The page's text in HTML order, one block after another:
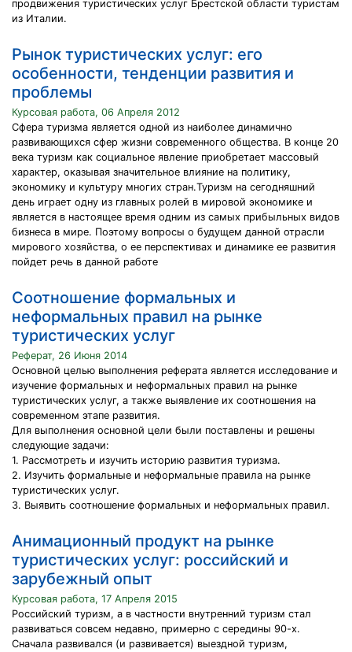
продвижения туристических услуг Брестской области туристам
из Италии.
Рынок туристических услуг: его
особенности, тенденции развития и
проблемы
Курсовая работа, 06 Апреля 2012
Сфера туризма является одной из наиболее динамично
развивающихся сфер жизни современного общества. В конце 20
века туризм как социальное явление приобретает массовый
характер, оказывая значительное влияние на политику,
экономику и культуру многих стран.Туризм на сегодняшний
день играет одну из главных ролей в мировой экономике и
является в настоящее время одним из самых прибыльных видов
бизнеса в мире. Поэтому вопросы о будущем данной отрасли
мирового хозяйства, о ее перспективах и динамике ее развития
пойдет речь в данной работе
Соотношение формальных и
неформальных правил на рынке
туристических услуг
Реферат, 26 Июня 2014
Основной целью выполнения реферата является исследование и
изучение формальных и неформальных правил на рынке
туристических услуг, а также выявление их соотношения на
современном этапе развития.
Для выполнения основной цели были поставлены и решены
следующие задачи:
1. Рассмотреть и изучить историю развития туризма.
2. Изучить формальные и неформальные правила на рынке
туристических услуг.
3. Выявить соотношение формальных и неформальных правил.
Анимационный продукт на рынке
туристических услуг: российский и
зарубежный опыт
Курсовая работа, 17 Апреля 2015
Российский туризм, а в частности внутренний туризм стал
развиваться совсем недавно, примерно с середины 90-х.
Сначала развивался (и развивается) выездной туризм,